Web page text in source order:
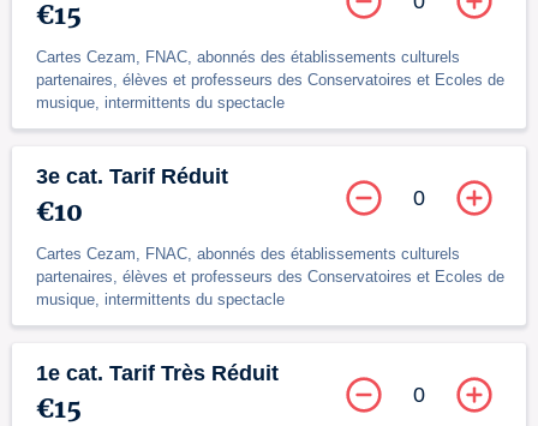
€15
Cartes Cezam, FNAC, abonnés des établissements culturels
partenaires, élèves et professeurs des Conservatoires et Ecoles de
musique, intermittents du spectacle
3e cat. Tarif Réduit
€10
Cartes Cezam, FNAC, abonnés des établissements culturels
partenaires, élèves et professeurs des Conservatoires et Ecoles de
musique, intermittents du spectacle
0
1e cat. Tarif Très Réduit
€15 0